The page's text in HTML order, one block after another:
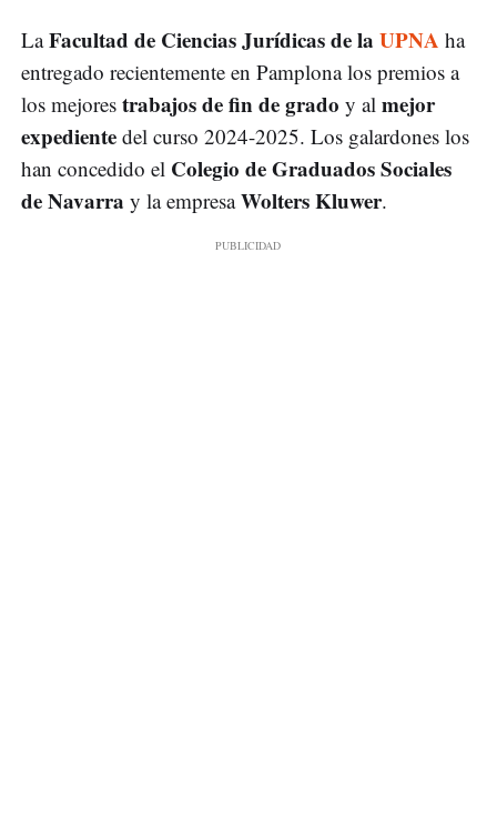
LaFacultad de Ciencias Jurídicas de la UPNA ha
entregado recientemente en Pamplona los premios a
los mejores trabajos de fin de grado y al mejor
expediente del curso 2024-2025. Los galardones los
han concedido el Colegio de Graduados Sociales
de Navarra y la empresaWolters Kluwer.